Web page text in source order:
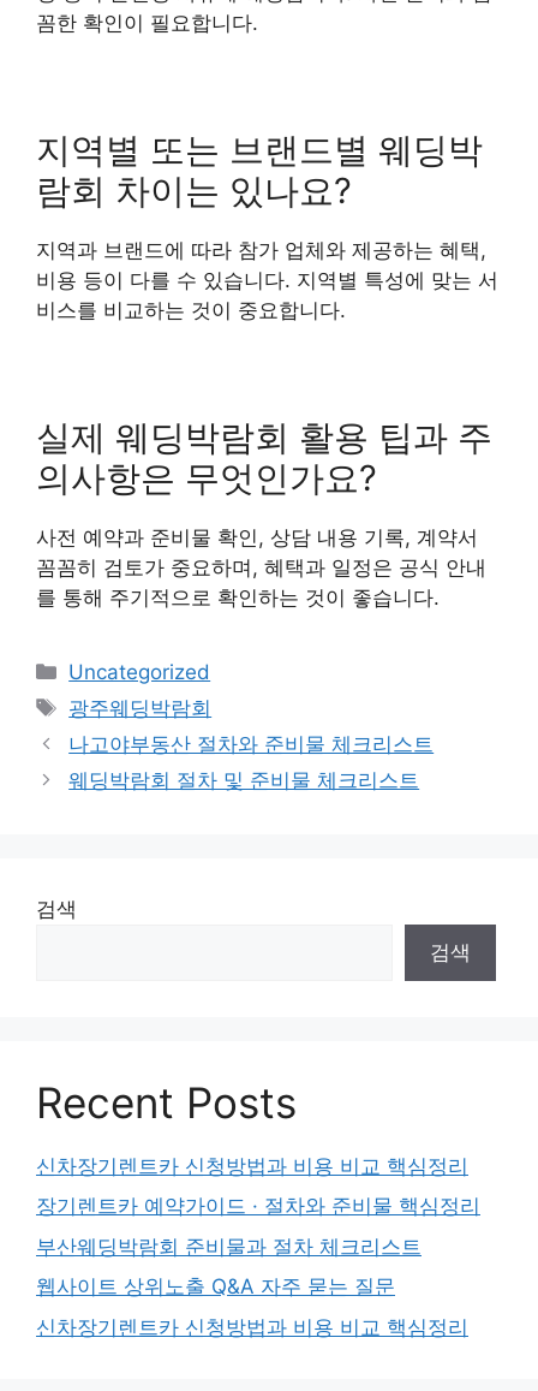
꼼한 확인이 필요합니다.
지역별 또는 브랜드별 웨딩박
람회 차이는 있나요?
지역과 브랜드에 따라 참가 업체와 제공하는 혜택,
비용 등이 다를 수 있습니다. 지역별 특성에 맞는 서
비스를 비교하는 것이 중요합니다.
실제 웨딩박람회 활용 팁과 주
의사항은 무엇인가요?
사전 예약과 준비물 확인, 상담 내용 기록, 계약서
꼼꼼히 검토가 중요하며, 혜택과 일정은 공식 안내
를 통해 주기적으로 확인하는 것이 좋습니다.
카
테
고
리
Uncategorized
태
그
광주웨딩박람회
나고야부동산 절차와 준비물 체크리스트
웨딩박람회 절차 및 준비물 체크리스트
검색
검색
Recent Posts
신차장기렌트카 신청방법과 비용 비교 핵심정리
장기렌트카 예약가이드 · 절차와 준비물 핵심정리
부산웨딩박람회 준비물과 절차 체크리스트
웹사이트 상위노출 Q&A 자주 묻는 질문
신차장기렌트카 신청방법과 비용 비교 핵심정리